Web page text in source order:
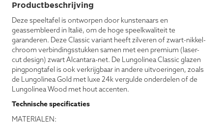
Productbeschrijving
Deze speeltafel is ontworpen door kunstenaars en
geassembleerd in Italië, om de hoge speelkwaliteit te
garanderen. Deze Classic variant heeft zilveren of zwart-nikkel-
chroom verbindingsstukken samen met een premium (laser-
cut design) zwart Alcantara-net. De Lungolinea Classic glazen
pingpongtafel is ook verkrijgbaar in andere uitvoeringen, zoals
de Lungolinea Gold met luxe 24k vergulde onderdelen of de
Lungolinea Wood met hout accenten.
Technische specificaties
MATERIALEN: